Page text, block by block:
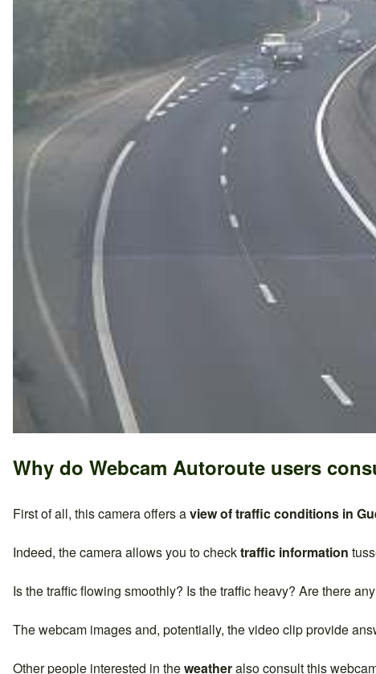
Why do Webcam Autoroute users
First of all, this camera offers aview of traffic conditions in
Indeed, the camera allows you to checktraffic information
Is the traffic flowing smoothly? Is the traffic heavy? Are there any
The webcam images and, potentially, the video clip provide
Other people interested in theweatheralso consult this